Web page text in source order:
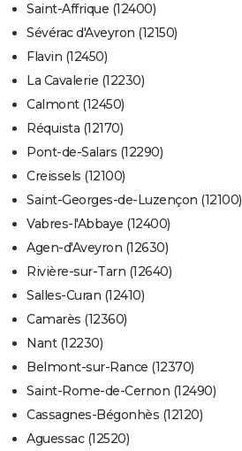
Saint-Affrique (12400)
Sévérac d'Aveyron (12150)
Flavin (12450)
La Cavalerie (12230)
Calmont (12450)
Réquista (12170)
Pont-de-Salars (12290)
Creissels (12100)
Saint-Georges-de-Luzençon (12100)
Vabres-l'Abbaye (12400)
Agen-d'Aveyron (12630)
Rivière-sur-Tarn (12640)
Salles-Curan (12410)
Camarès (12360)
Nant (12230)
Belmont-sur-Rance (12370)
Saint-Rome-de-Cernon (12490)
Cassagnes-Bégonhès (12120)
Aguessac (12520)